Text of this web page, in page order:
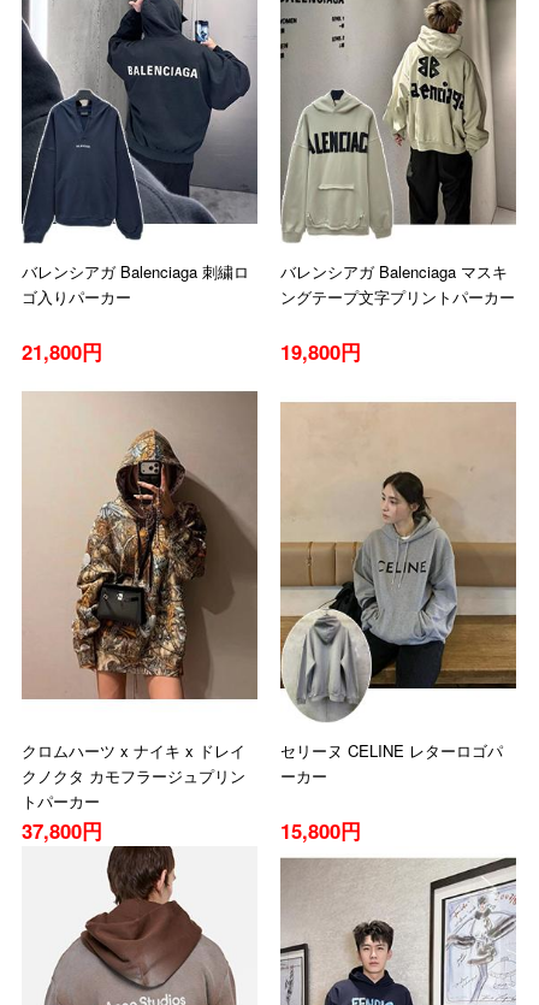
バレンシアガ Balenciaga 刺繍ロ
ゴ入りパーカー
21,800円
バレンシアガ Balenciaga マスキ
ングテープ文字プリントパーカー
19,800円
クロムハーツ x ナイキ x ドレイ
クノクタ カモフラージュプリン
トパーカー
37,800円
セリーヌ CELINE レターロゴパ
ーカー
15,800円